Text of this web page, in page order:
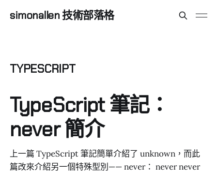
simonallen 技術部落格
TYPESCRIPT
TypeScript 筆記：
never 簡介
上一篇 TypeScript 筆記簡單介紹了 unknown，而此
篇改來介紹另一個特殊型別—— never： never never